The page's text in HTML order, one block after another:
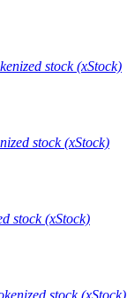
南
利
stock (xStock)
stock (xStock)
stock (xStock)
stock (xStock)